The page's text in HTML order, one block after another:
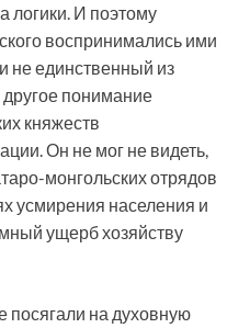
логики. И поэтому
воспринимались ими
не единственный из
другое понимание
княжеств
Он не мог не видеть,
монгольских отрядов
усмирения населения и
ущерб хозяйству
посягали на духовную